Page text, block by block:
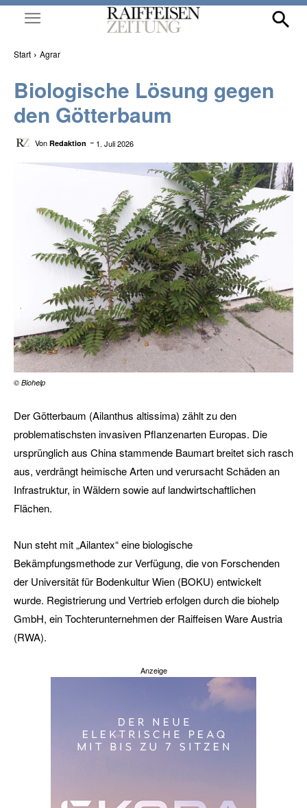
Start Agrar
Biologische Lösung gegen
den Götterbaum
Von Redaktion 1. Juli 2026
© Biohelp
Der Götterbaum (Ailanthus altissima) zählt zu den
problematischsten invasiven Pflanzenarten Europas. Die
ursprünglich aus China stammende Baumart breitet sich rasch
aus, verdrängt heimische Arten und verursacht Schäden an
Infrastruktur, in Wäldern sowie auf landwirtschaftlichen
Flächen.
Nun steht mit „Ailantex“ eine biologische
Bekämpfungsmethode zur Verfügung, die von Forschenden
der Universität für Bodenkultur Wien (BOKU) entwickelt
wurde. Registrierung und Vertrieb erfolgen durch die biohelp
GmbH, ein Tochterunternehmen der Raiffeisen Ware Austria
(RWA).
Anzeige